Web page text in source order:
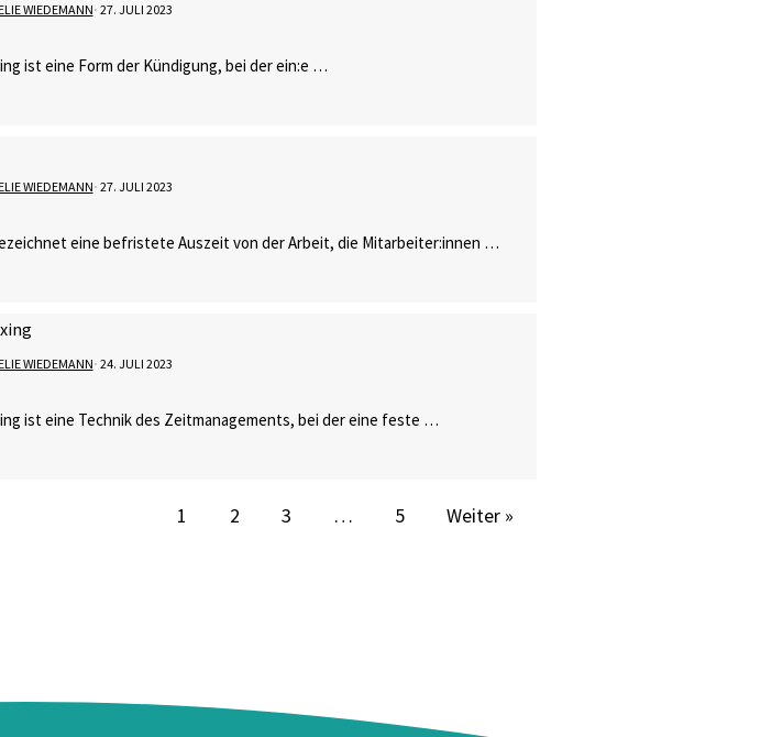
WIEDEMANN⋅ 27. JULI 2023
ist eine Form der Kündigung, bei der ein:e …
WIEDEMANN⋅ 27. JULI 2023
eine befristete Auszeit von der Arbeit, die Mitarbeiter:innen …
WIEDEMANN⋅ 24. JULI 2023
ist eine Technik des Zeitmanagements, bei der eine feste …
1 2 3 … 5 Weiter »